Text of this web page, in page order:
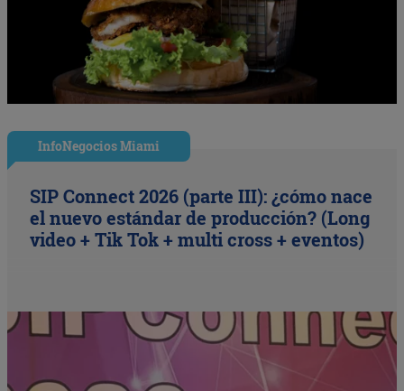
InfoNegocios Miami
SIP Connect 2026 (parte III): ¿cómo nace
el nuevo estándar de producción? (Long
video + Tik Tok + multi cross + eventos)